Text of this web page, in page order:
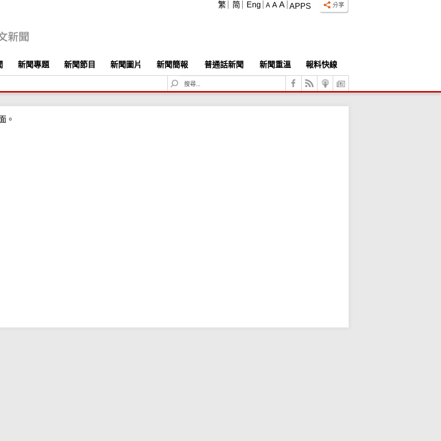
APPS
A A A
繁 简 Eng
新聞專題 新聞節目 新聞圖片 新聞簡報 普通話新聞 新聞重溫
報料快線
S
e
。